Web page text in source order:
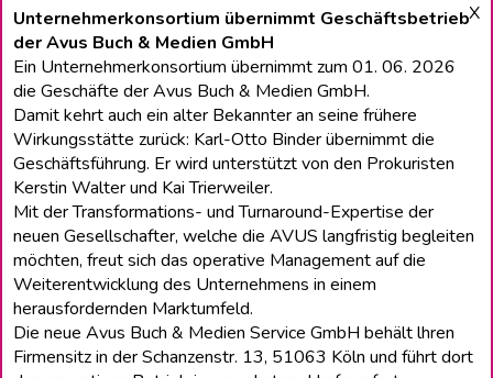
X
Unternehmerkonsortium übernimmt Geschäftsbetrieb
der Avus Buch & Medien GmbH
Ein Unternehmerkonsortium übernimmt zum 01. 06. 2026
die Geschäfte der Avus Buch & Medien GmbH.
Damit kehrt auch ein alter Bekannter an seine frühere
Wirkungsstätte zurück: Karl-Otto Binder übernimmt die
Geschäftsführung. Er wird unterstützt von den Prokuristen
Kerstin Walter und Kai Trierweiler.
Mit der Transformations- und Turnaround-Expertise der
neuen Gesellschafter, welche die AVUS langfristig begleiten
möchten, freut sich das operative Management auf die
Weiterentwicklung des Unternehmens in einem
herausfordernden Marktumfeld.
Die neue Avus Buch & Medien Service GmbH behält lhren
Firmensitz in der Schanzenstr. 13, 51063 Köln und führt dort